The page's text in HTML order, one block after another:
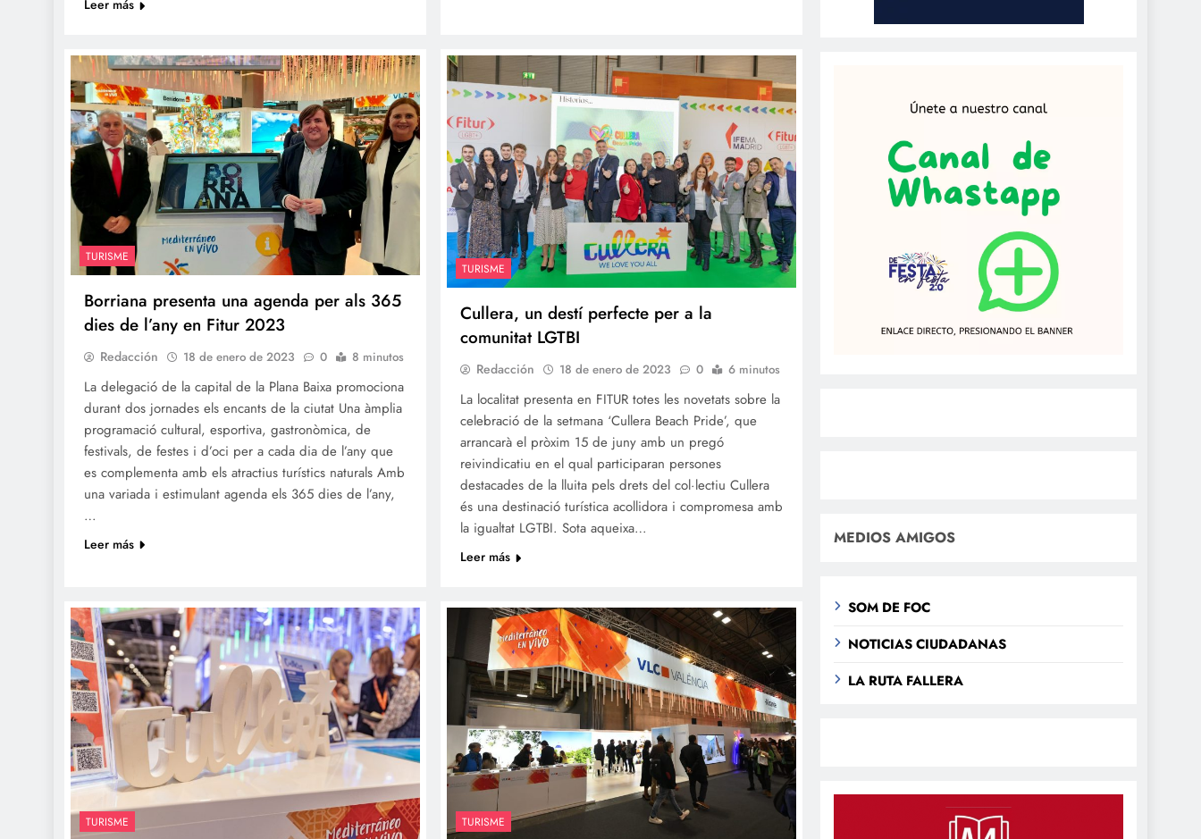
Leer más
TURISME
Borriana presenta una agenda per als 365
dies de l’any en Fitur 2023
Redacción 18 de enero de 2023 0 8 minutos
La delegació de la capital de la Plana Baixa promociona
durant dos jornades els encants de la ciutat Una àmplia
programació cultural, esportiva, gastronòmica, de
festivals, de festes i d’oci per a cada dia de l’any que
es complementa amb els atractius turístics naturals Amb
una variada i estimulant agenda els 365 dies de l’any,
…
Leer más
TURISME
Cullera, un destí perfecte per a la
comunitat LGTBI
Redacción 18 de enero de 2023 0 6 minutos
La localitat presenta en FITUR totes les novetats sobre la
celebració de la setmana ‘Cullera Beach Pride’, que
arrancarà el pròxim 15 de juny amb un pregó
reivindicatiu en el qual participaran persones
destacades de la lluita pels drets del col·lectiu Cullera
és una destinació turística acollidora i compromesa amb
la igualtat LGTBI. Sota aqueixa…
Leer más
TURISME TURISME
MEDIOS AMIGOS
SOM DE FOC
NOTICIAS CIUDADANAS
LA RUTA FALLERA